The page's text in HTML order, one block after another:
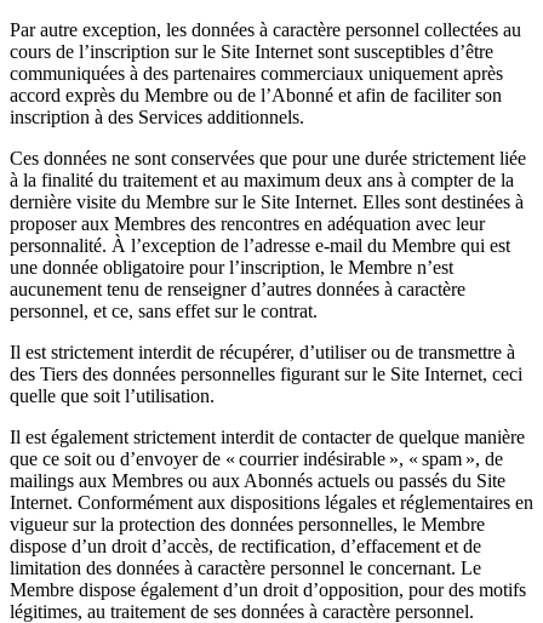
Par autre exception, les données à caractère personnel collectées au
cours de l’inscription sur le Site Internet sont susceptibles d’être
communiquées à des partenaires commerciaux uniquement après
accord exprès du Membre ou de l’Abonné et afin de faciliter son
inscription à des Services additionnels.
Ces données ne sont conservées que pour une durée strictement liée
à la finalité du traitement et au maximum deux ans à compter de la
dernière visite du Membre sur le Site Internet. Elles sont destinées à
proposer aux Membres des rencontres en adéquation avec leur
personnalité. À l’exception de l’adresse e-mail du Membre qui est
une donnée obligatoire pour l’inscription, le Membre n’est
aucunement tenu de renseigner d’autres données à caractère
personnel, et ce, sans effet sur le contrat.
Il est strictement interdit de récupérer, d’utiliser ou de transmettre à
des Tiers des données personnelles figurant sur le Site Internet, ceci
quelle que soit l’utilisation.
Il est également strictement interdit de contacter de quelque manière
que ce soit ou d’envoyer de « courrier indésirable », « spam », de
mailings aux Membres ou aux Abonnés actuels ou passés du Site
Internet. Conformément aux dispositions légales et réglementaires en
vigueur sur la protection des données personnelles, le Membre
dispose d’un droit d’accès, de rectification, d’effacement et de
limitation des données à caractère personnel le concernant. Le
Membre dispose également d’un droit d’opposition, pour des motifs
légitimes, au traitement de ses données à caractère personnel.